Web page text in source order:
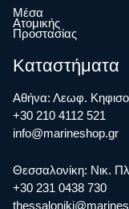
Μέσα
Ατομικής
Προστασίας
Καταστήματα
Αθήνα: Λεωφ.
+30 210 4112 521
info@marineshop.gr
Θεσσαλονίκη: Νικ.
+30 231 0438 730